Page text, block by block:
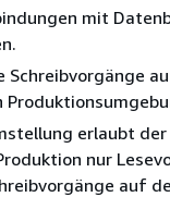
mit
Schreibvorgänge
erlaubt
nur
auf